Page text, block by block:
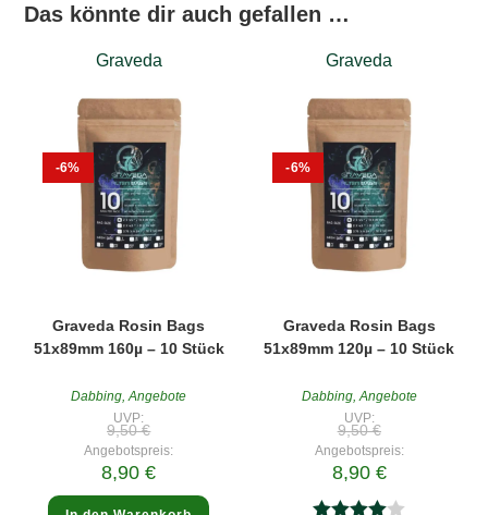
Das könnte dir auch gefallen …
Graveda
-6%
Graveda Rosin Bags
51x89mm 160µ – 10 Stück
Dabbing,Angebote
UVP:
9,50€
war:
9,50 €
Angebotspreis:
8,90€Aktueller
ist:
Graveda
-6%
Graveda Rosin Bags
51x89mm 120µ – 10 Stück
Dabbing,Angebote
UVP:
9,50€Ursprünglicher
Preis
war:
9,50 €
Angebotspreis:
8,90 €Aktueller
Preis
ist: